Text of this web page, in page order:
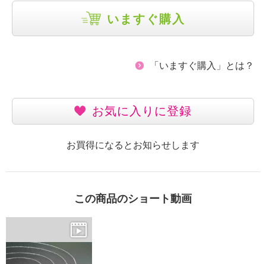
いますぐ購入
「いますぐ購入」とは？
お気に入りに登録
お買得になるとお知らせします
この商品のショート動画